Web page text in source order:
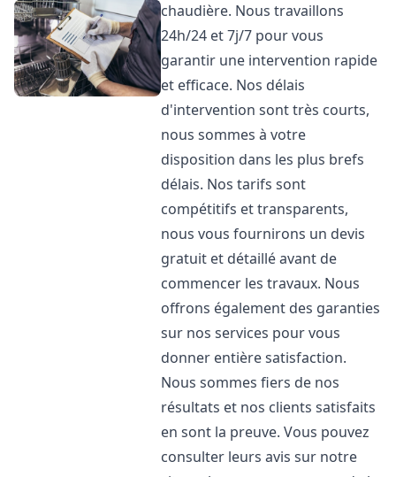
chaudière. Nous travaillons
24h/24 et 7j/7 pour vous
garantir une intervention rapide
et efficace. Nos délais
d'intervention sont très courts,
nous sommes à votre
disposition dans les plus brefs
délais. Nos tarifs sont
compétitifs et transparents,
nous vous fournirons un devis
gratuit et détaillé avant de
commencer les travaux. Nous
offrons également des garanties
sur nos services pour vous
donner entière satisfaction.
Nous sommes fiers de nos
résultats et nos clients satisfaits
en sont la preuve. Vous pouvez
consulter leurs avis sur notre